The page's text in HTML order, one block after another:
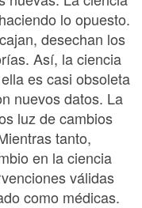
lo opuesto.
desechan los
Así, la ciencia
es casi obsoleta
nuevos datos. La
luz de cambios
tanto,
en la ciencia
válidas
como médicas.